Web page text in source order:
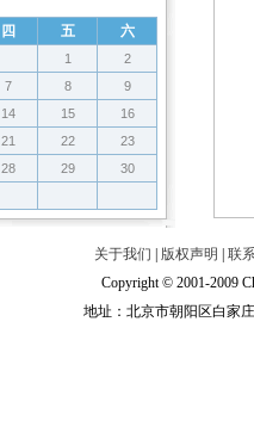
四 五 六
1
2
7 8
9
14 15
16
21 22
23
28 29
30
关于我们 版权声明
联
Copyright © 2001-2009
地址：北京市朝阳区白家